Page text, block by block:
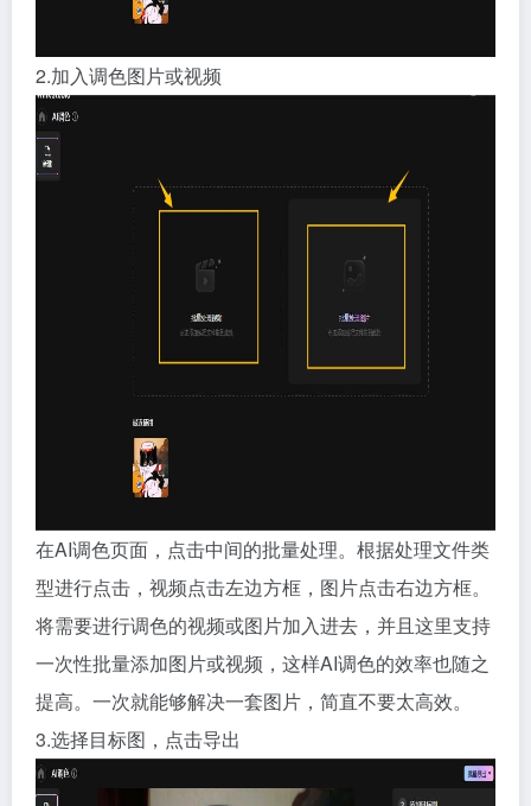
2.加入调色图片或视频
在AI调色页面，点击中间的批量处理。根据处理文件类
型进行点击，视频点击左边方框，图片点击右边方框。
将需要进行调色的视频或图片加入进去，并且这里支持
一次性批量添加图片或视频，这样AI调色的效率也随之
提高。一次就能够解决一套图片，简直不要太高效。
3.选择目标图，点击导出